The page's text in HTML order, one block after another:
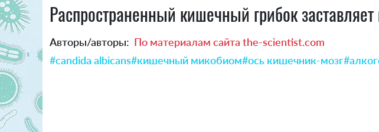
Распространенный кишечный грибок
Авторы/авторы: По материалам сайта the-scientist.com
#candida albicans#кишечный микобиом#ось кишечник-мозг